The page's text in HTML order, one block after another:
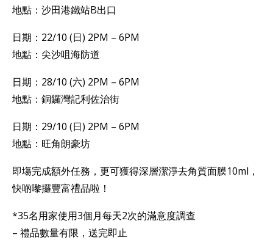
地點：沙田港鐵站B出口
日期：22/10 (日) 2PM – 6PM
地點：尖沙咀海防道
日期：28/10 (六) 2PM – 6PM
地點：銅鑼灣記利佐治街
日期：29/10 (日) 2PM – 6PM
地點：旺角朗豪坊
即塲完成額外任務，更可獲得深層潔淨去角質面膜10ml，
快啲嚟攞豐富禮品啦！
*35名用家使用3個月每天2次的滿意度調查
– 禮品數量有限，送完即止